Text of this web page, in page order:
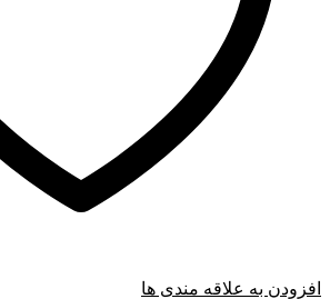
افزودن به علاقه مندی ها